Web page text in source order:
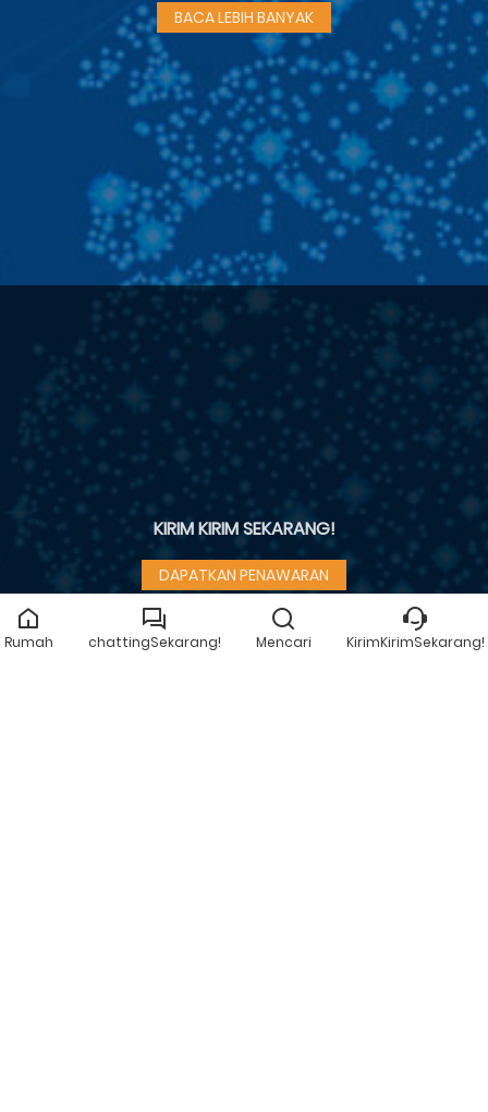
BACA LEBIH BANYAK
KIRIM KIRIM SEKARANG!
DAPATKAN PENAWARAN
Rumah chattingSekarang! Mencari KirimKirimSekarang!